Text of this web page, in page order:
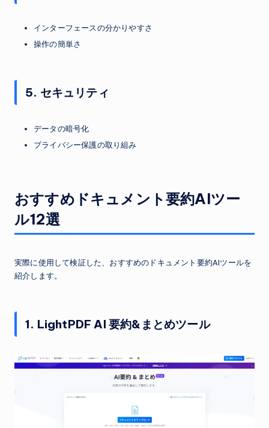
インターフェースの分かりやすさ
操作の簡単さ
5. セキュリティ
データの暗号化
プライバシー保護の取り組み
おすすめドキュメント要約AIツー
ル12選
実際に使用して検証した、おすすめのドキュメント要約AIツールを
紹介します。
1. LightPDF AI 要約&まとめツール